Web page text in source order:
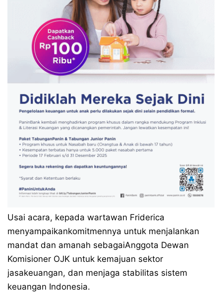
Usai acara, kepada wartawan Friderica
menyampaikankomitmennya untuk menjalankan
mandat dan amanah sebagaiAnggota Dewan
Komisioner OJK untuk kemajuan sektor
jasakeuangan, dan menjaga stabilitas sistem
keuangan Indonesia.